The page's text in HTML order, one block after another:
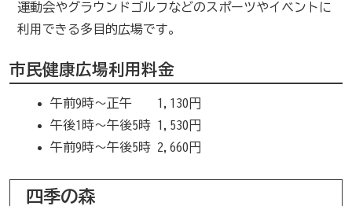
運動会やグラウンドゴルフなどのスポーツやイベントに
利用できる多目的広場です。
市民健康広場利用料金
午前9時～正午 1,130円
午後1時～午後5時 1,530円
午前9時～午後5時 2,660円
四季の森